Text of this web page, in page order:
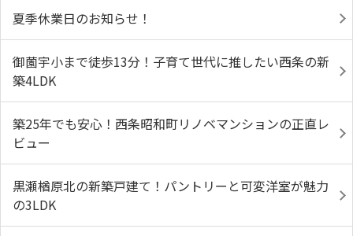
夏季休業日のお知らせ！
御薗宇小まで徒歩13分！子育て世代に推したい西条の新
築4LDK
築25年でも安心！西条昭和町リノベマンションの正直レ
ビュー
黒瀬楢原北の新築戸建て！パントリーと可変洋室が魅力
の3LDK